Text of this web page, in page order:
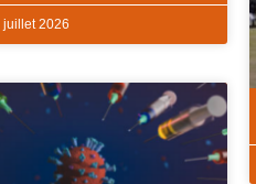
juillet 2026